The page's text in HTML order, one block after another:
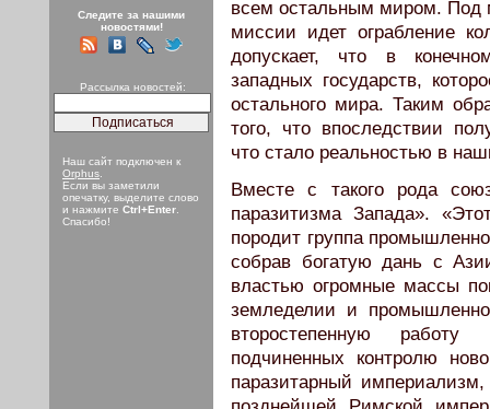
Следите за нашими
новостями!
Рассылка новостей:
Наш сайт подключен к
Orphus
Если вы заметили
опечатку, выделите слово
и нажмите Ctrl+Enter
Спасибо!
всем остальным миром. Под
миссии идет ограбление
допускает, что в
западных государств,
остального мира. Таким
того, что впоследствии
что стало реальностью в
Вместе с такого рода
паразитизма Запада».
породит группа
собрав богатую дань с
властью огромные массы
земледелии и
второстепенную работу
подчиненных контролю
паразитарный